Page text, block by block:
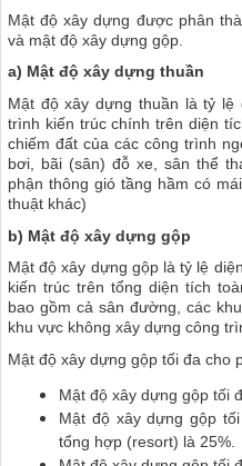
Mật độ xây dựng được phân
và mật độ xây dựng gộp.
a) Mật độ xây dựng thuần
Mật độ xây dựng thuần là tỷ lệ
trình kiến trúc chính trên diện
chiếm đất của các công trình
bơi, bãi (sân) đỗ xe, sân thể
phận thông gió tầng hầm có
thuật khác)
b) Mật độ xây dựng gộp
Mật độ xây dựng gộp là tỷ lệ
kiến trúc trên tổng diện tích
bao gồm cả sân đường, các
khu vực không xây dựng công
Mật độ xây dựng gộp tối đa cho
Mật độ xây dựng gộp tối
Mật độ xây dựng gộp
tổng hợp (resort) là 25%.